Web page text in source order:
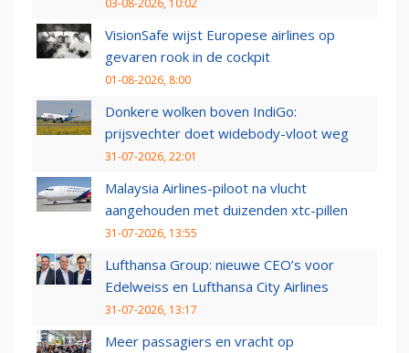
03-08-2026, 10:02
VisionSafe wijst Europese airlines op
gevaren rook in de cockpit
01-08-2026, 8:00
Donkere wolken boven IndiGo:
prijsvechter doet widebody-vloot weg
31-07-2026, 22:01
Malaysia Airlines-piloot na vlucht
aangehouden met duizenden xtc-pillen
31-07-2026, 13:55
Lufthansa Group: nieuwe CEO’s voor
Edelweiss en Lufthansa City Airlines
31-07-2026, 13:17
Meer passagiers en vracht op